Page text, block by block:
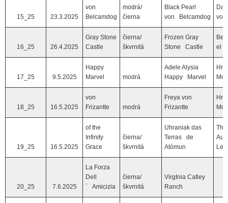
15_25 23.3.2025
von
Belcamdog
modrá/
čierna
Black Pearl
von Belcamdog
Da
16_25 26.4.2025
Gray Stone
Castle
čierna/
škvrnitá
Frozen Gray
Stone Castle
el
17_25 9.5.2025
Happy
Marvel
modrá
Adele Alysia
Happy Marvel
18_25 16.5.2025
von
Frizantte
modrá
Freya von
Frizantte
19_25 16.5.2025
of the
Infinity
Grace
čierna/
škvrnitá
Uhraniak das
Terras de
Atómun
Au
20_25 7.6.2025
La Forza
Dell
´ Amicizia
čierna/
škvrnitá
VirgInia Catley
Ranch